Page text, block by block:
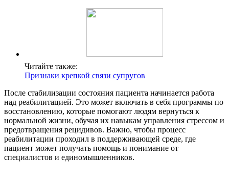
Читайте также:
Признаки крепкой связи супругов
После стабилизации состояния пациента начинается работа
над реабилитацией. Это может включать в себя программы по
восстановлению, которые помогают людям вернуться к
нормальной жизни, обучая их навыкам управления стрессом и
предотвращения рецидивов. Важно, чтобы процесс
реабилитации проходил в поддерживающей среде, где
пациент может получать помощь и понимание от
специалистов и единомышленников.